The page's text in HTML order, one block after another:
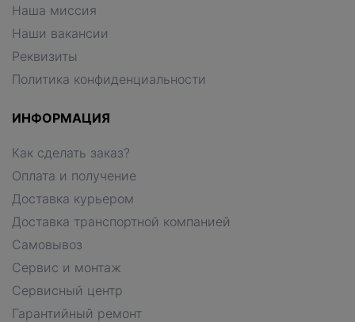
Наша миссия
Наши вакансии
Реквизиты
Политика конфиденциальности
ИНФОРМАЦИЯ
Как сделать заказ?
Оплата и получение
Доставка курьером
Доставка транспортной компанией
Самовывоз
Сервис и монтаж
Сервисный центр
Гарантийный ремонт